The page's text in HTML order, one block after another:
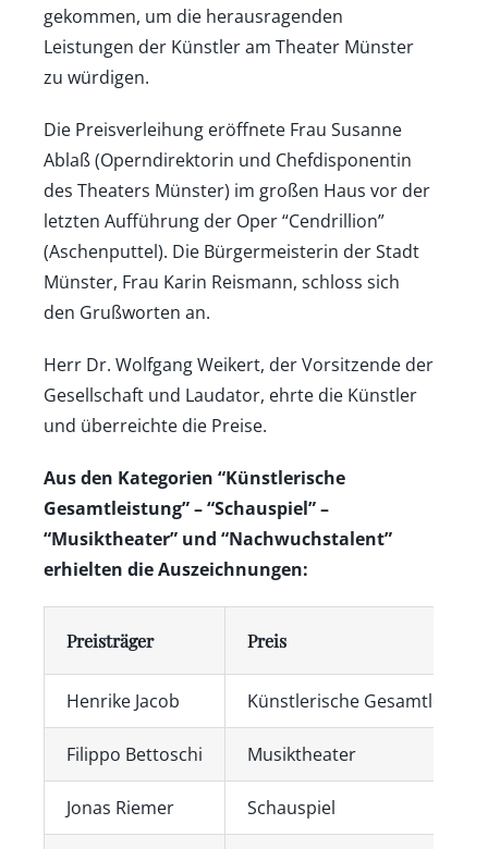
gekommen, um die herausragenden
Leistungen der Künstler am Theater Münster
zu würdigen.
Die Preisverleihung eröffnete Frau Susanne
Ablaß (Operndirektorin und Chefdisponentin
des Theaters Münster) im großen Haus vor der
letzten Aufführung der Oper “Cendrillion”
(Aschenputtel). Die Bürgermeisterin der Stadt
Münster, Frau Karin Reismann, schloss sich
den Grußworten an.
Herr Dr. Wolfgang Weikert, der Vorsitzende der
Gesellschaft und Laudator, ehrte die Künstler
und überreichte die Preise.
Aus den Kategorien “Künstlerische
Gesamtleistung” – “Schauspiel” –
“Musiktheater” und “Nachwuchstalent”
erhielten die Auszeichnungen:
Preisträger Preis
Henrike Jacob Künstlerische
Filippo Bettoschi Musiktheater
Jonas Riemer Schauspiel